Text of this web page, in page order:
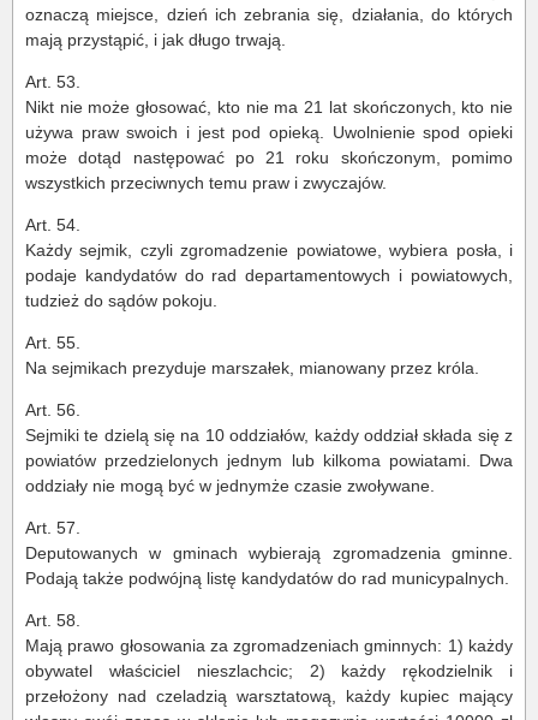
oznaczą miejsce, dzień ich zebrania się, działania, do których
mają przystąpić, i jak długo trwają.
Art. 53.
Nikt nie może głosować, kto nie ma 21 lat skończonych, kto nie
używa praw swoich i jest pod opieką. Uwolnienie spod opieki
może dotąd następować po 21 roku skończonym, pomimo
wszystkich przeciwnych temu praw i zwyczajów.
Art. 54.
Każdy sejmik, czyli zgromadzenie powiatowe, wybiera posła, i
podaje kandydatów do rad departamentowych i powiatowych,
tudzież do sądów pokoju.
Art. 55.
Na sejmikach prezyduje marszałek, mianowany przez króla.
Art. 56.
Sejmiki te dzielą się na 10 oddziałów, każdy oddział składa się z
powiatów przedzielonych jednym lub kilkoma powiatami. Dwa
oddziały nie mogą być w jednymże czasie zwoływane.
Art. 57.
Deputowanych w gminach wybierają zgromadzenia gminne.
Podają także podwójną listę kandydatów do rad municypalnych.
Art. 58.
Mają prawo głosowania za zgromadzeniach gminnych: 1) każdy
obywatel właściciel nieszlachcic; 2) każdy rękodzielnik i
przełożony nad czeladzią warsztatową, każdy kupiec mający